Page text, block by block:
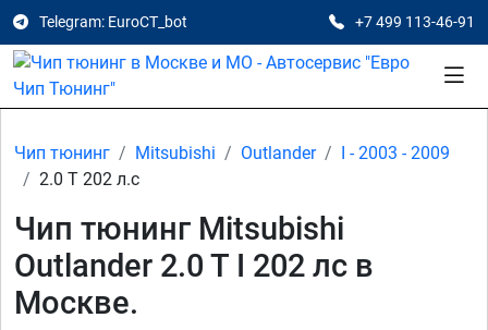
Telegram: EuroCT_bot +7 499 113-46-91
Чип тюнинг Mitsubishi Outlander
I - 2003 - 2009
2.0 T 202 л.с
Чип тюнинг Mitsubishi
Outlander 2.0 T I 202 лс в
Москве.